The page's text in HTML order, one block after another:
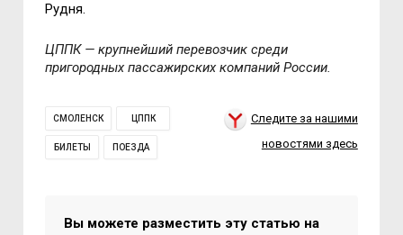
Рудня.
ЦППК — крупнейший перевозчик среди
пригородных пассажирских компаний России.
СМОЛЕНСК ЦППК
БИЛЕТЫ ПОЕЗДА
Следите за нашими
новостями здесь
Вы можете разместить эту статью на